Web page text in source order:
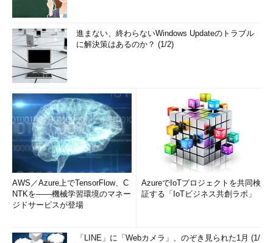
進まない、終わらないWindows Updateのトラブル
に解決策はあるのか？ (1/2)
AWS／Azure上でTensorFlow、C
NTKを――機械学習環境のマネー
ジドサービスが登場
AzureでIoTプロジェクトを共同検
証する「IoTビジネス共創ラボ」
「LINE」に「Webカメラ」、のぞき見られた1月 (1/